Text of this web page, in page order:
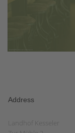
Address
Landhof Kesseler